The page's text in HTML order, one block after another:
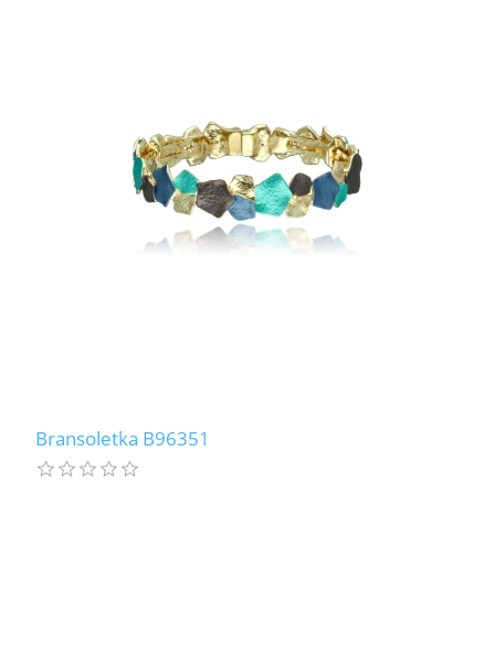
Bransoletka B96351